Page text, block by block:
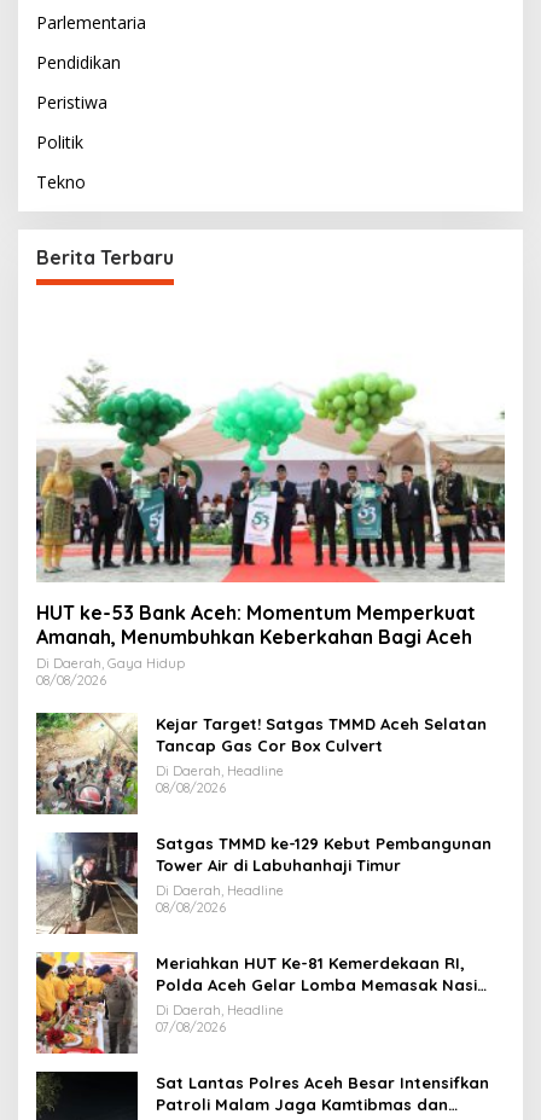
Parlementaria
Pendidikan
Peristiwa
Politik
Tekno
Berita Terbaru
HUT ke-53 Bank Aceh: Momentum Memperkuat
Amanah, Menumbuhkan Keberkahan Bagi Aceh
Di Daerah, Gaya Hidup
08/08/2026
Kejar Target! Satgas TMMD Aceh Selatan
Tancap Gas Cor Box Culvert
Di Daerah, Headline
08/08/2026
Satgas TMMD ke-129 Kebut Pembangunan
Tower Air di Labuhanhaji Timur
Di Daerah, Headline
08/08/2026
Meriahkan HUT Ke-81 Kemerdekaan RI,
Polda Aceh Gelar Lomba Memasak Nasi
Goreng dan Aneka Minuman
Di Daerah, Headline
07/08/2026
Sat Lantas Polres Aceh Besar Intensifkan
Patroli Malam Jaga Kamtibmas dan